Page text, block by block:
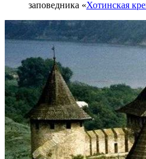
заповедника «Хотинская